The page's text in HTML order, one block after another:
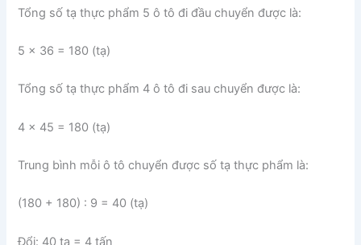
Tổng số tạ thực phẩm 5 ô tô đi đầu chuyển được là:
5 × 36 = 180 (tạ)
Tổng số tạ thực phẩm 4 ô tô đi sau chuyển được là:
4 × 45 = 180 (tạ)
Trung bình mỗi ô tô chuyển được số tạ thực phẩm là:
(180 + 180) : 9 = 40 (tạ)
Đổi: 40 tạ = 4 tấn